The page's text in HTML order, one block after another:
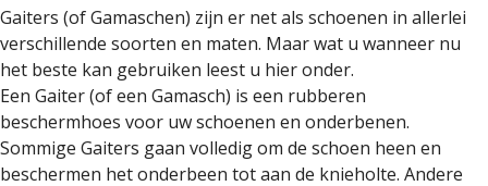
Gaiters (of Gamaschen) zijn er net als schoenen in allerlei
verschillende soorten en maten. Maar wat u wanneer nu
het beste kan gebruiken leest u hier onder.
Een Gaiter (of een Gamasch) is een rubberen
beschermhoes voor uw schoenen en onderbenen.
Sommige Gaiters gaan volledig om de schoen heen en
beschermen het onderbeen tot aan de knieholte. Andere